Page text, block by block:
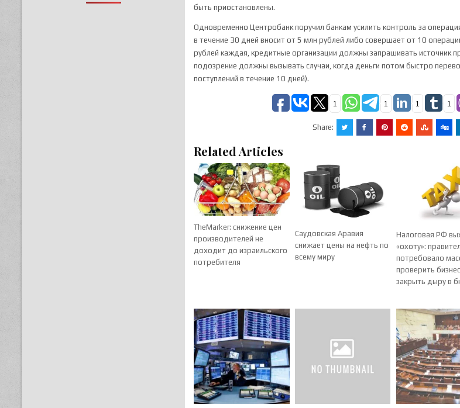
быть приостановлены.
Одновременно Центробанк поручил банкам усилить контроль за
в течение 30 дней вносит от 5 млн рублей либо совершает от 10
рублей каждая, кредитные организации должны запрашивать источник
подозрение должны вызывать случаи, когда деньги потом быстро
поступлений в течение 10 дней).
1 1 1 1
Share:
Related Articles
TheMarker: снижение цен
производителей не
доходит до израильского
потребителя
Саудовская Аравия
снижает цены на нефть по
всему миру
Налоговая РФ
«охоту»:
потребовало
проверить
закрыть дыру в